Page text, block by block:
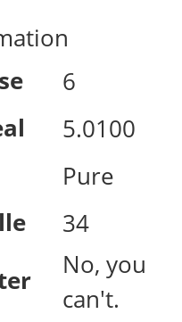
6
5.0100
Pure
34
No, you
can't.